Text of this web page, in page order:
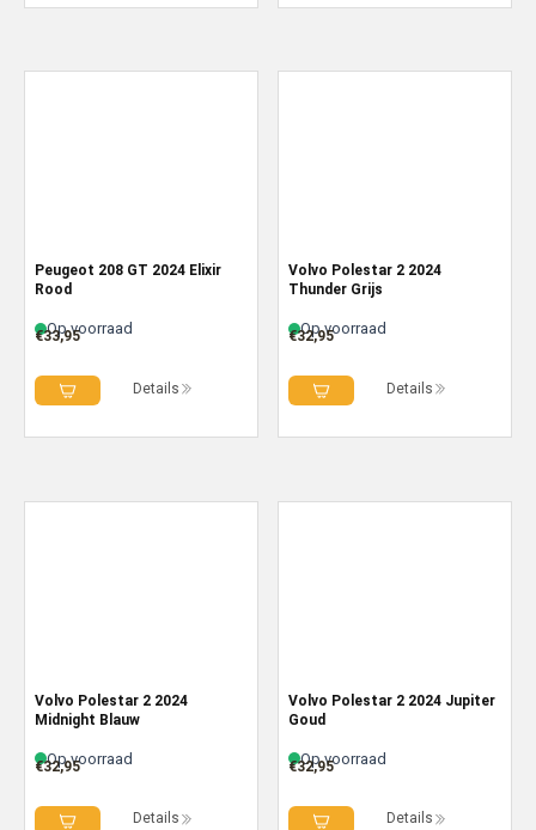
Peugeot 208 GT 2024 Elixir
Rood
Op voorraad
€33,95
Details
Volvo Polestar 2 2024
Thunder Grijs
Op voorraad
€32,95
Details
Volvo Polestar 2 2024
Midnight Blauw
Op voorraad
€32,95
Details
Volvo Polestar 2 2024 Jupiter
Goud
Op voorraad
€32,95
Details